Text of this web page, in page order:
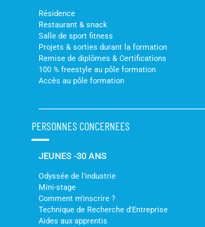
Résidence
Restaurant & snack
Salle de sport fitness
Projets & sorties durant la formation
Remise de diplômes & Certifications
100 % freestyle au pôle formation
Accès au pôle formation
PERSONNES CONCERNEES
JEUNES -30 ANS
Odyssée de l'industrie
Mini-stage
Comment m'inscrire ?
Technique de Recherche d'Entreprise
Aides aux apprentis